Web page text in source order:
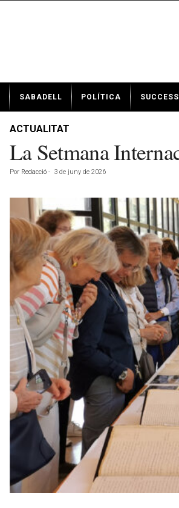
t
SABADELL POLÍTICA
ACTUALITAT
La Setmana
Por Redacció - 3 de juny de 2026